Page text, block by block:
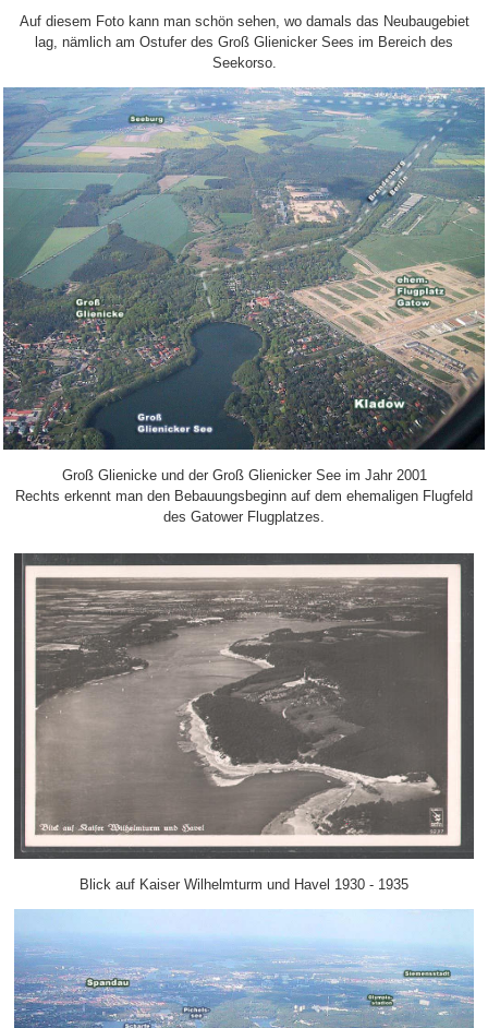
Auf diesem Foto kann man schön sehen, wo damals das Neubaugebiet
lag, nämlich am Ostufer des Groß Glienicker Sees im Bereich des
Seekorso.
Groß Glienicke und der Groß Glienicker See im Jahr 2001
Rechts erkennt man den Bebauungsbeginn auf dem ehemaligen Flugfeld
des Gatower Flugplatzes.
Blick auf Kaiser Wilhelmturm und Havel 1930 - 1935